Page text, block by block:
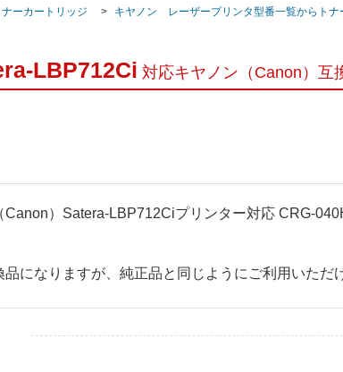
ナーカートリッジ キヤノン レーザープリンタ型番一覧からトナ
LBP712Ci 対応キヤノン（Canon）互
Canon）Satera-LBP712Ciプリンター対応 CRG-
品になりますが、純正品と同じようにご利用いただ